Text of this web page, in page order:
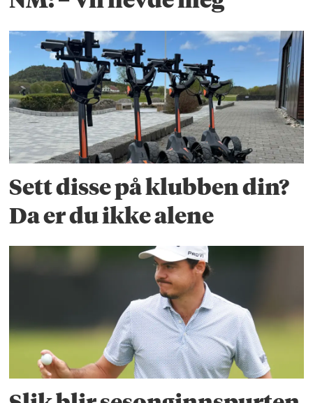
Sett disse på klubben din?
Da er du ikke alene